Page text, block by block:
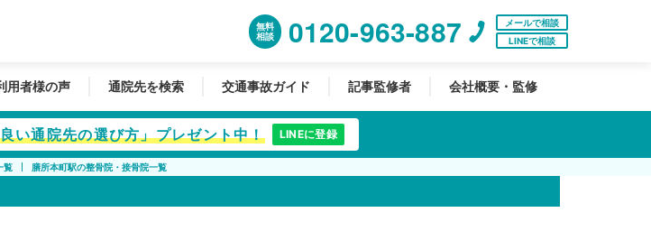
無料
相談
0120-963-887
メールで相談
LINEで相談
用者様の声 通院先を検索 交通事故ガイド 記事監修者 会社概要・監修
い通院先の選び方」プレゼント中！ LINEに登録
覧 膳所本町駅の整骨院・接骨院一覧